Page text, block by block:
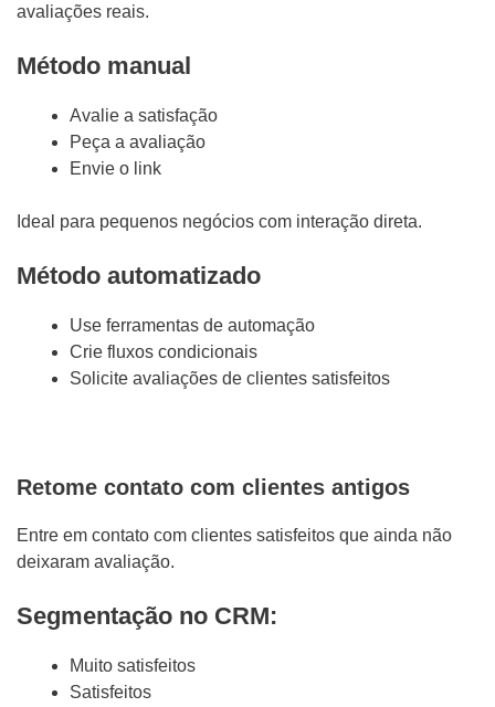
avaliações reais.
Método manual
Avalie a satisfação
Peça a avaliação
Envie o link
Ideal para pequenos negócios com interação direta.
Método automatizado
Use ferramentas de automação
Crie fluxos condicionais
Solicite avaliações de clientes satisfeitos
Retome contato com clientes antigos
Entre em contato com clientes satisfeitos que ainda não
deixaram avaliação.
Segmentação no CRM:
Muito satisfeitos
Satisfeitos